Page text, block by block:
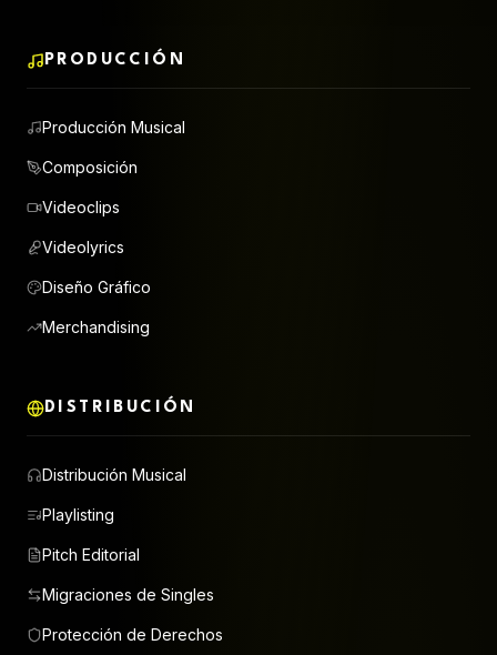
PRODUCCIÓN
Producción Musical
Composición
Videoclips
Videolyrics
Diseño Gráfico
Merchandising
DISTRIBUCIÓN
Distribución Musical
Playlisting
Pitch Editorial
Migraciones de Singles
Protección de Derechos